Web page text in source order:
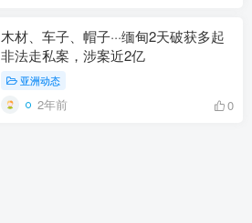
木材、车子、帽子···缅甸2天破获多起
非法走私案，涉案近2亿
亚洲动态
2年前 0